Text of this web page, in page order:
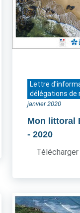
Lettre
délégations de
janvier 2020
Mon littoral
- 2020